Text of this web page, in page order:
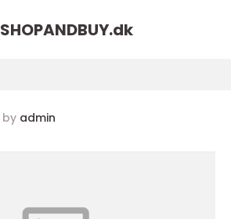
SHOPANDBUY.dk
by admin